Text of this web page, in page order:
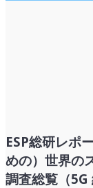
ESP総研レポ
めの）世界の
調査総覧（5G